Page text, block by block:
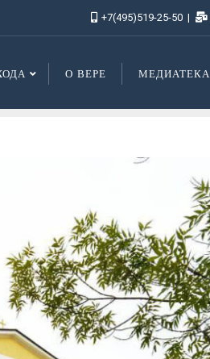
+7(495)519-25-50
О ВЕРЕ МЕДИАТЕКА